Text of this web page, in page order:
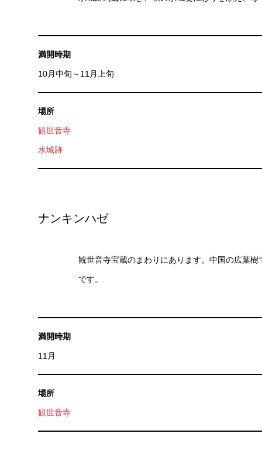
満開時期
10月中旬～11月上旬
場所
観世音寺
水城跡
ナンキンハゼ
観世音寺宝蔵のまわりにあります。中国の広葉
です。
満開時期
11月
場所
観世音寺